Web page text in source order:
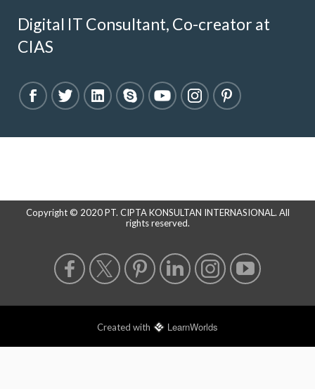
Digital IT Consultant, Co-creator at
CIAS
Copyright © 2020 PT. CIPTA KONSULTAN INTERNASIONAL. All
rights reserved.
Created with LearnWorlds